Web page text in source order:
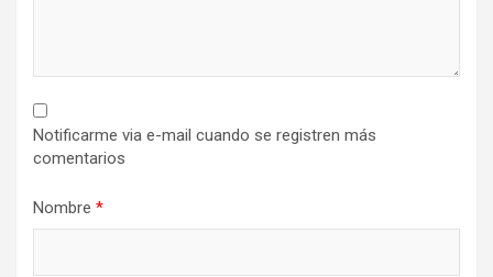
Notificarme via e-mail cuando se registren más
comentarios
Nombre *